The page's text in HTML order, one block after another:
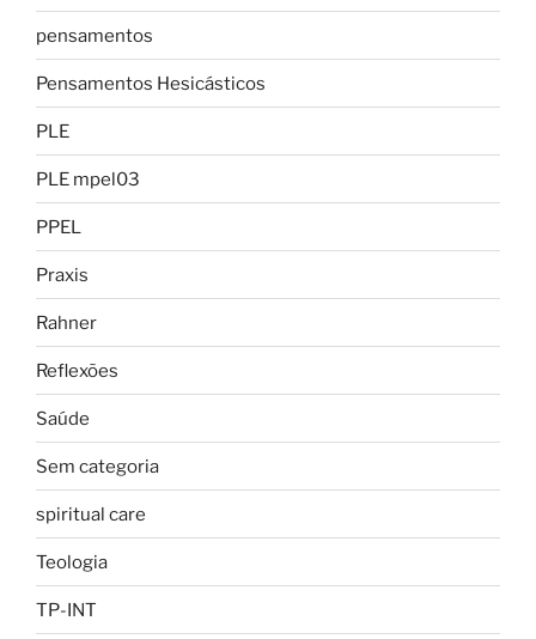
pensamentos
Pensamentos Hesicásticos
PLE
PLE mpel03
PPEL
Praxis
Rahner
Reflexões
Saúde
Sem categoria
spiritual care
Teologia
TP-INT